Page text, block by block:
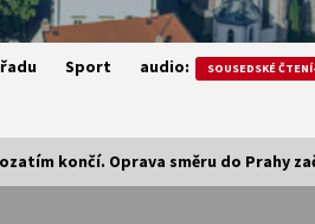
Sport audio: SOUSEDSKÉ
končí. Oprava směru do Prahy